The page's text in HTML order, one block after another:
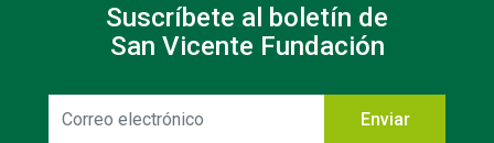
Suscríbete al boletín de
San Vicente Fundación
electrónico
Enviar